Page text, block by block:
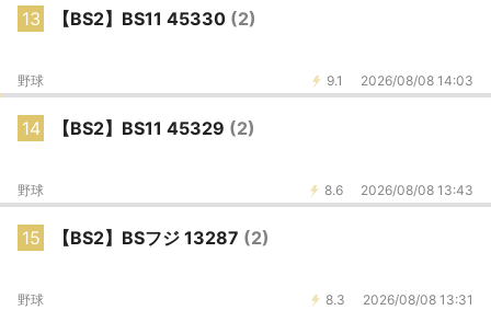
13 【BS2】BS11 45330 (2)
9.1 2026/08/08 14:03
野球
14 【BS2】BS11 45329 (2)
8.6 2026/08/08 13:43
野球
15 【BS2】BSフジ 13287 (2)
8.3 2026/08/08 13:31
野球